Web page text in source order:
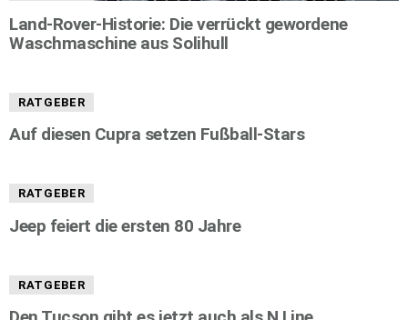
Land-Rover-Historie: Die verrückt gewordene
Waschmaschine aus Solihull
RATGEBER
Auf diesen Cupra setzen Fußball-Stars
RATGEBER
Jeep feiert die ersten 80 Jahre
RATGEBER